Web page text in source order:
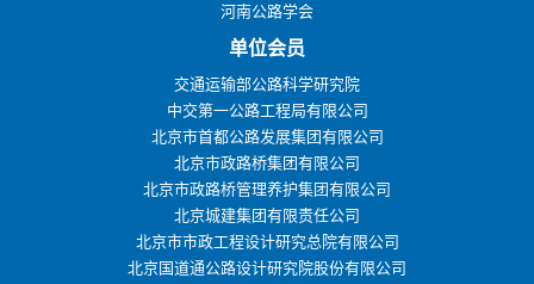
河南公路学会
单位会员
交通运输部公路科学研究院
中交第一公路工程局有限公司
北京市首都公路发展集团有限公司
北京市政路桥集团有限公司
北京市政路桥管理养护集团有限公司
北京城建集团有限责任公司
北京市市政工程设计研究总院有限公司
北京国道通公路设计研究院股份有限公司